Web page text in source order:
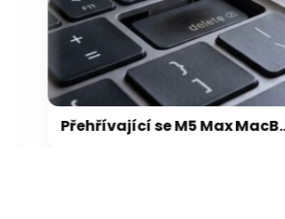
galerie: cviky
Přehřívající se M5 Max MacBook Pro trápí zaseklé klávesy, cena opravy je $895